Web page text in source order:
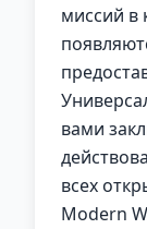
миссий в
вами
всех
Modern